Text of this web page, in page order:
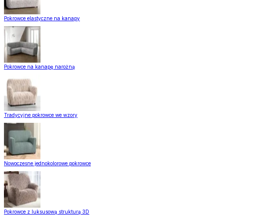
Pokrowce elastyczne na kanapy
Pokrowce na kanapę narożną
Tradycyjne pokrowce we wzory
Nowoczesne jednokolorowe pokrowce
Pokrowce z luksusową strukturą 3D